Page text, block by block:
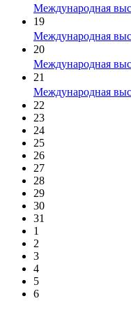
Международная
19
Международная
20
Международная
21
Международная
22
23
24
25
26
27
28
29
30
31
1
2
3
4
5
6